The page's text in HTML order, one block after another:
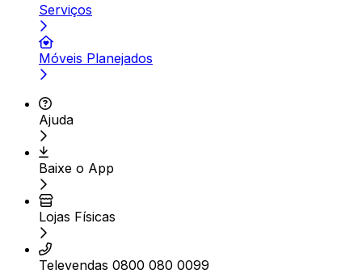
Serviços
Móveis Planejados
Ajuda
Baixe o App
Lojas Físicas
Televendas 0800 080 0099